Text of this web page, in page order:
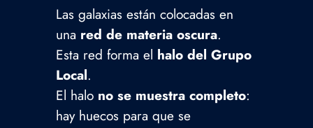
Las galaxias están colocadas en
una red de materia oscura.
Esta red forma el halo del Grupo
Local.
El halo no se muestra completo:
hay huecos para que se